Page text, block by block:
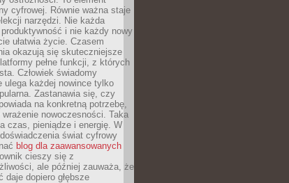
cyfrowej. Równie ważna staje
narzędzi. Nie każda
i nie każdy nowy
ułatwia życie. Czasem
okazują się skuteczniejsze
pełne funkcji, z których
Człowiek świadomy
ulega każdej nowince tylko
Zastanawia się, czy
na konkretną potrzebę,
nowoczesności. Taka
czas, pieniądze i energię. W
świat cyfrowy
blog dla zaawansowanych
cieszy się z
ale później zauważa, że
daje dopiero głębsze